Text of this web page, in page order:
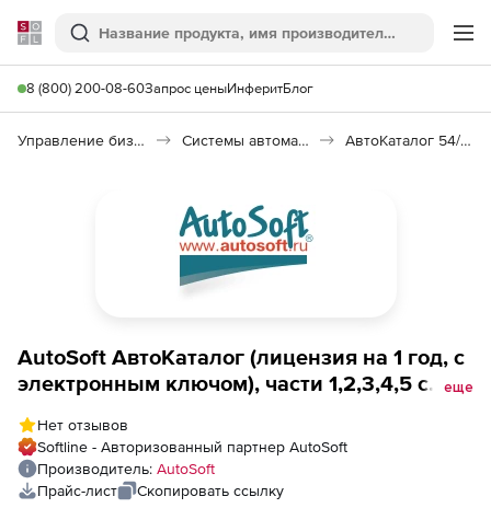
Softline
Поиск
8 (800) 200-08-60Запрос ценыИнферитБлог
Управление бизнесом, CRM/ERP Системы автоматизации АвтоКаталог 54/2022(1)
AutoSoft АвтоКаталог (лицензия на 1 год, с
электронным ключом), части 1,2,3,4,5 с
еще
Нет отзывов
Softline - Авторизованный партнер AutoSoft
Производитель: AutoSoft
Прайс-лист
Скопировать ссылку